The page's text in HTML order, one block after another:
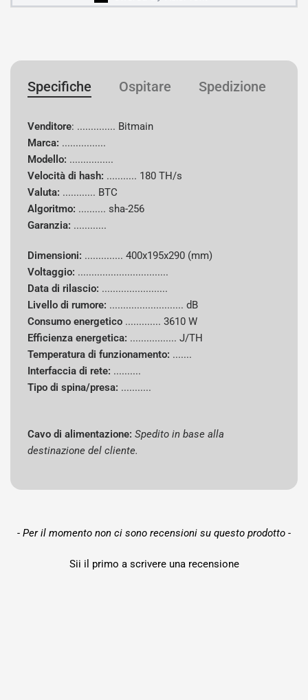
Specifiche Ospitare Spedizione
Venditore: .............. Bitmain
Marca: ................
Modello: ................
Velocità di hash: ........... 180 TH/s
Valuta: ............ BTC
Algoritmo: ..........sha-256
Garanzia: ............
Dimensioni: ..............400x195x290 (mm)
Voltaggio: .................................
Data di rilascio: ........................
Livello di rumore: ........................... dB
Consumo energetico ............. 3610 W
Efficienza energetica: ................. J/TH
Temperatura di funzionamento: .......
Interfaccia di rete: ..........
Tipo di spina/presa: ...........
Cavo di alimentazione: Spedito in base alla
destinazione del cliente.
- Per il momento non ci sono recensioni su questo prodotto -
Sii il primo a scrivere una recensione
New content loaded